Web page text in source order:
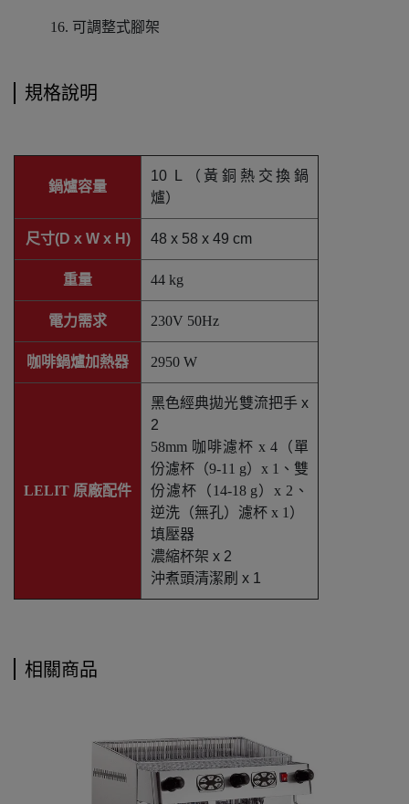
16. 可調整式腳架
規格說明
鍋爐容量
10 L（黃銅熱交換鍋
爐）
尺寸(D x W x H) 48 x 58 x 49 cm
重量 44 kg
電力需求 230V 50Hz
咖啡鍋爐加熱器 2950 W
LELIT 原廠配件
黑色經典拋光雙流把手 x
2
58mm 咖啡濾杯 x 4（單
份濾杯（9-11 g）x 1、雙
份濾杯（14-18 g）x 2、
逆洗（無孔）濾杯 x 1）
填壓器
濃縮杯架 x 2
沖煮頭清潔刷 x 1
相關商品